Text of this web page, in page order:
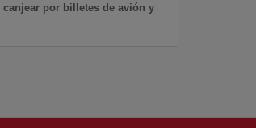
canjear por billetes de avión y